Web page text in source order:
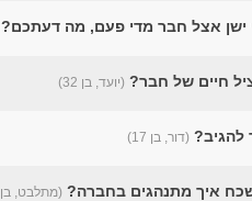
ישן אצל חבר מדי פעם, מה דעתכם?
חיים של חבר? (יועד, בן 32)
להגיב? (דור, בן 17)
איך מתנהגים בחברה? (מתלבט, בן 35)